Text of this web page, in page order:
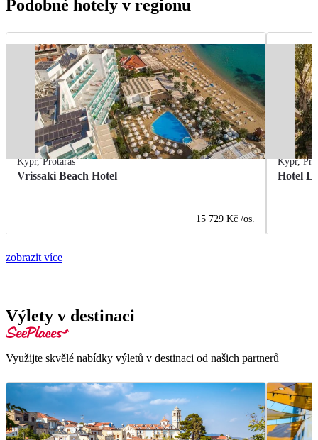
Podobné hotely v regionu
Kypr,Protaras
Vrissaki Beach Hotel
15 729 Kč /os.
Kypr,
Hotel
zobrazit více
Výlety v destinaci
Využijte skvělé nabídky výletů v destinaci od našich partnerů